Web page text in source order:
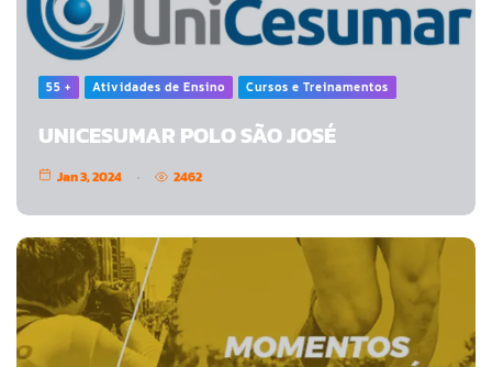
55 + Atividades de Ensino Cursos e Treinamentos
UNICESUMAR POLO SÃO JOSÉ
Jan 3, 2024 2462